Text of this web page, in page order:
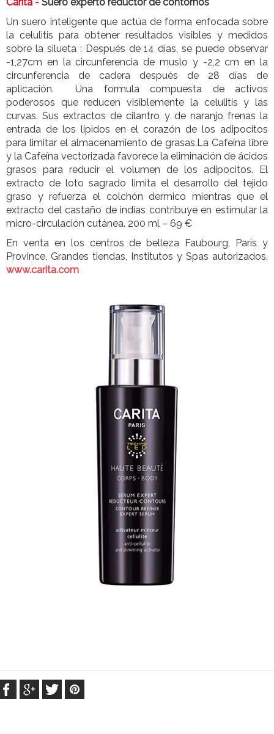
Un suero inteligente que actúa de forma enfocada sobre
la celulitis para obtener resultados visibles y medidos
sobre la silueta : Después de 14 días, se puede observar
-1,27cm en la circunferencia de muslo y -2,2 cm en la
circunferencia de cadera después de 28 días de
aplicación. Una formula compuesta de activos
poderosos que reducen visiblemente la celulitis y las
curvas. Sus extractos de cilantro y de naranjo frenas la
entrada de los lípidos en el corazón de los adipocitos
para limitar el almacenamiento de grasas.La Cafeína libre
y la Cafeína vectorizada favorece la eliminación de ácidos
grasos para reducir el volumen de los adipocitos. El
extracto de loto sagrado limita el desarrollo del tejido
graso y refuerza el colchón dermico mientras que el
extracto del castaño de indias contribuye en estimular la
micro-circulación cutánea. 200 ml – 69 €
En venta en los centros de belleza Faubourg, Paris y
Province, Grandes tiendas, Institutos y Spas autorizados.
www.carita.com